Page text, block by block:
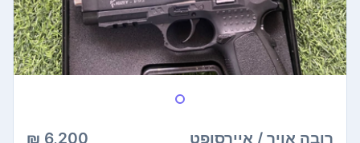
רובה אויר / איירסופט 6,200 ₪